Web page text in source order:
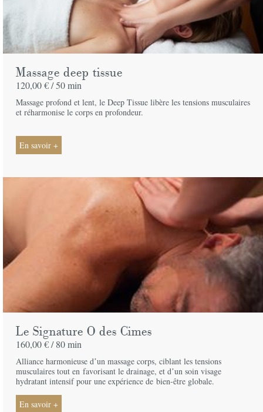
Massage deep tissue
120,00 € /50 min
Massage profond et lent, le Deep Tissue libère les tensions musculaires
et réharmonise le corps en profondeur.
En savoir +
Le Signature O des Cimes
160,00 € /80 min
Alliance harmonieuse dʼun massage corps, ciblant les tensions
musculaires tout enfavorisant le drainage, et dʼun soin visage
hydratant intensif pour une expérience debien-être globale.
En savoir +